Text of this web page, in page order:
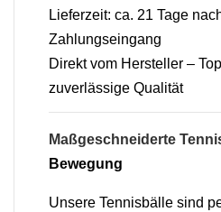
Lieferzeit: ca. 21 Tage
Zahlungseingang
Direkt vom Hersteller –
zuverlässige Qualität
Maßgeschneiderte
Bewegung
Unsere Tennisbälle sind